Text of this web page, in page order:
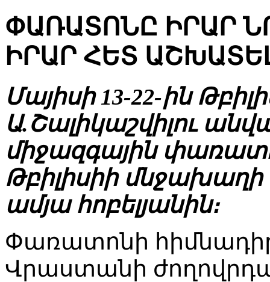
ՓԱՌԱՏՈՆԸ ԻՐԱՐ
ԻՐԱՐ ՀԵՏ
Մայիսի 13-22-ին
Ա.Շալիկաշվիլու
միջազգային
Թբիլիսիի
ամյա հոբելյանին։
Փառատոնի
Վրաստանի